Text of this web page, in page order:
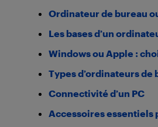
Ordinateur de bureau
Les bases d’un
Windows ou Apple :
Types d’ordinateurs de
Connectivité d’un PC
Accessoires essentiels